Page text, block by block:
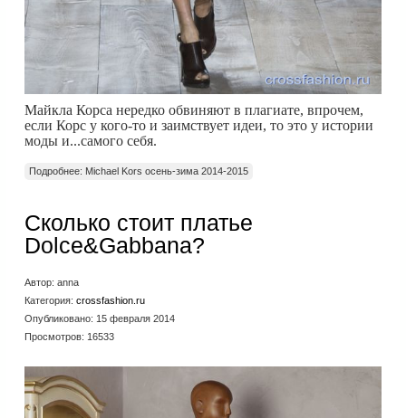
Майкла Корса нередко обвиняют в плагиате, впрочем,
если Корс у кого-то и заимствует идеи, то это у истории
моды и...самого себя.
Подробнее: Michael Kors осень-зима 2014-2015
Сколько стоит платье
Dolce&Gabbana?
Автор: anna
Категория: crossfashion.ru
Опубликовано: 15 февраля 2014
Просмотров: 16533